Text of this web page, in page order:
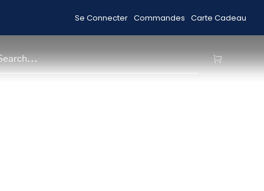
Livraison gratuite pour les commandes 99 $ +
Se Connecter Commandes Carte Cadeau